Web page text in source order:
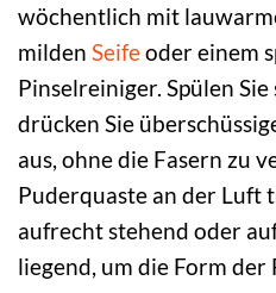
wöchentlich mit
milden Seifeoder einem
Pinselreiniger. Spülen
drücken Sie
aus, ohne die Fasern zu
Puderquaste an der Luft
aufrecht stehend oder
liegend, um die Form der